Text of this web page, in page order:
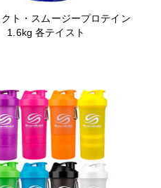
ト・スムージープロテイン
1.6kg 各テイスト